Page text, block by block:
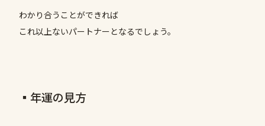
わかり合うことができれば
これ以上ないパートナーとなるでしょう。
▪️年運の見方